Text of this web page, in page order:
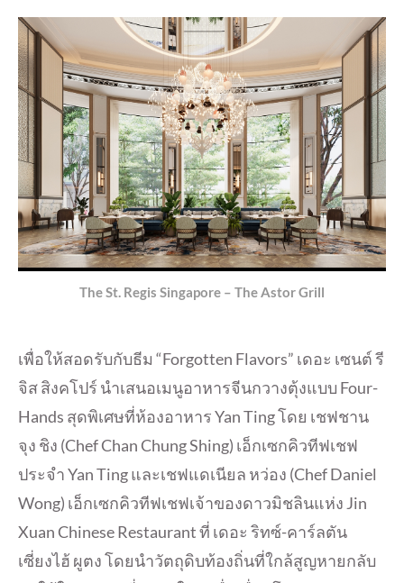
The St. Regis Singapore – The Astor Grill
เพื่อให้สอดรับกับธีม “Forgotten Flavors” เดอะ เซนต์ รี
จิส สิงคโปร์ นำเสนอเมนูอาหารจีนกวางตุ้งแบบ Four-
Hands สุดพิเศษที่ห้องอาหาร Yan Ting โดย เชฟชาน
จุง ชิง (Chef Chan Chung Shing) เอ็กเซกคิวทีฟเชฟ
ประจำ Yan Ting และเชฟแดเนียล หว่อง (Chef Daniel
Wong) เอ็กเซกคิวทีฟเชฟเจ้าของดาวมิชลินแห่ง Jin
Xuan Chinese Restaurant ที่ เดอะ ริทซ์-คาร์ลตัน
เซี่ยงไฮ้ ผูตง โดยนำวัตถุดิบท้องถิ่นที่ใกล้สูญหายกลับ